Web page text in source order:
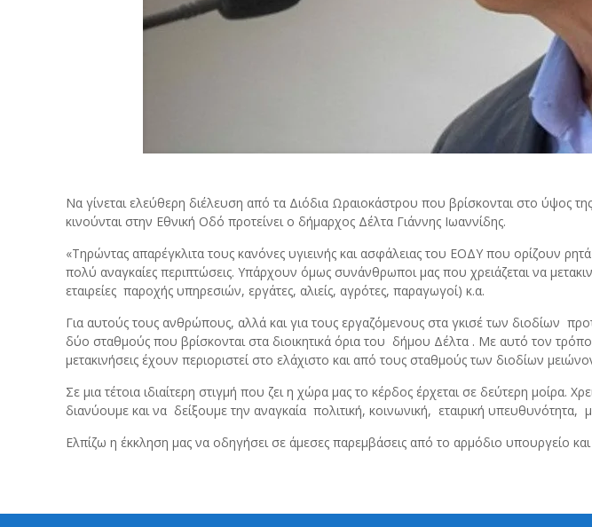
Να γίνεται ελεύθερη διέλευση από τα Διόδια Ωραιοκάστρου που βρίσκονται στο
κινούνται στην Εθνική Οδό προτείνει ο δήμαρχος Δέλτα Γιάννης Ιωαννίδης.
«Τηρώντας απαρέγκλιτα τους κανόνες υγιεινής και ασφάλειας του ΕΟΔΥ που ορίζουν
πολύ αναγκαίες περιπτώσεις. Υπάρχουν όμως συνάνθρωποι μας που χρειάζεται να
εταιρείες παροχής υπηρεσιών, εργάτες, αλιείς, αγρότες, παραγωγοί) κ.α.
Για αυτούς τους ανθρώπους, αλλά και για τους εργαζόμενους στα γκισέ των διοδίων
δύο σταθμούς που βρίσκονται στα διοικητικά όρια του δήμου Δέλτα . Με αυτό τον
μετακινήσεις έχουν περιοριστεί στο ελάχιστο και από τους σταθμούς των διοδίων
Σε μια τέτοια ιδιαίτερη στιγμή που ζει η χώρα μας το κέρδος έρχεται σε δεύτερη μοίρα.
διανύουμε και να δείξουμε την αναγκαία πολιτική, κοινωνική, εταιρική
Ελπίζω η έκκληση μας να οδηγήσει σε άμεσες παρεμβάσεις από το αρμόδιο υπουργείο